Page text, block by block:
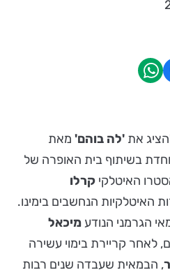
את 'לה בוהם' מאת
בשיתוף בית האופרה של
האיטלקי קרלו
האיטלקיות הנחשבים בימינו.
הגרמני הנודע מיכאל
לאחר קריירת בימוי עשירה
, הבמאית שעבדה שנים רבות